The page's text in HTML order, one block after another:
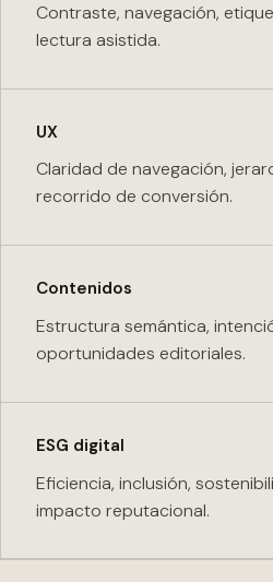
Contraste, navegación,
lectura asistida.
UX
Claridad de navegación,
recorrido de conversión.
Contenidos
Estructura semántica,
oportunidades editoriales.
ESG digital
Eficiencia, inclusión,
impacto reputacional.